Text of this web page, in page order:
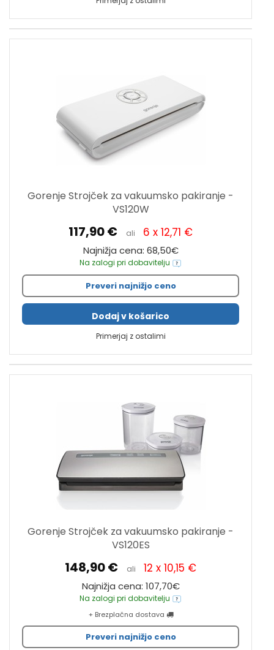
Gorenje Strojček za vakuumsko pakiranje -
VS120W
117,90 € ali 6 x 12,71 €
Najnižja cena: 68,50€
Na zalogi pri dobavitelju
Preveri najnižjo ceno
Dodaj v košarico
Primerjaj z ostalimi
Gorenje Strojček za vakuumsko pakiranje -
VS120ES
148,90 € ali 12 x 10,15 €
Najnižja cena: 107,70€
Na zalogi pri dobavitelju
+ Brezplačna dostava
Preveri najnižjo ceno